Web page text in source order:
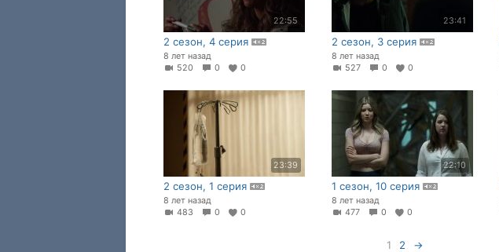
22:55
2 сезон, 4 серия
8 лет назад
520
0 0
23:41
2 сезон, 3 серия
8 лет назад
527
0 0
23:39
2 сезон, 1 серия
8 лет назад
483
0 0
22:10
1 сезон, 10 серия
8 лет назад
477
0 0
1 2 →